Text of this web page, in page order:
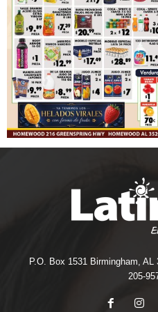
P.O. Box 1531 Birmingham, AL
205-